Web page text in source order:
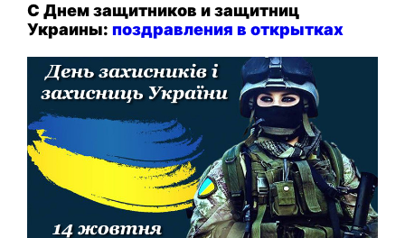
С Днем защитников и защитниц
Украины: поздравления в открытках